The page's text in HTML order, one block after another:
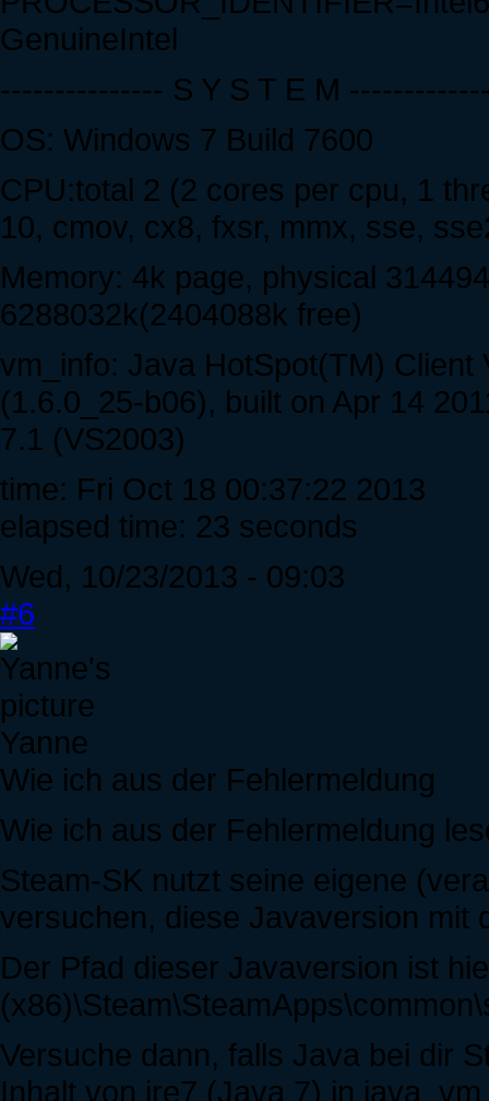
GenuineIntel
--------------- S Y S T E M
OS: Windows 7 Build 7600
CPU:total 2 (2 cores per cpu, 1
10, cmov, cx8, fxsr, mmx, sse,
Memory: 4k page, physical
6288032k(2404088k free)
vm_info: Java HotSpot(TM)
(1.6.0_25-b06), built on Apr 14
7.1 (VS2003)
time: Fri Oct 18 00:37:22 2013
elapsed time: 23 seconds
Wed, 10/23/2013 - 09:03
#6
Yanne
Wie ich aus der Fehlermeldung
Wie ich aus der Fehlermeldung
Steam-SK nutzt seine eigene
versuchen, diese Javaversion mit
Der Pfad dieser Javaversion ist
Versuche dann, falls Java bei dir
Inhalt von jre7 (Java 7) in